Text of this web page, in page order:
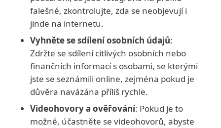
falešné, zkontrolujte, zda se neobjevují i
jinde na internetu.
Vyhněte se sdílení osobních údajů:
Zdržte se sdílení citlivých osobních nebo
finančních informací s osobami, se kterými
jste se seznámili online, zejména pokud je
důvěra navázána příliš rychle.
Videohovory a ověřování: Pokud je to
možné, účastněte se videohovorů, abyste